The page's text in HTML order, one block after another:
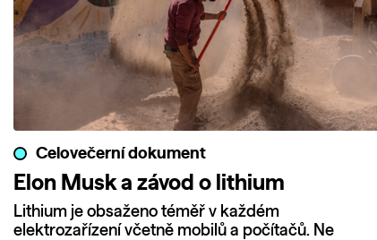
Celovečerní dokument
Elon Musk a závod o lithium
Lithium je obsaženo téměř v každém
elektrozařízení včetně mobilů a počítačů. Ne